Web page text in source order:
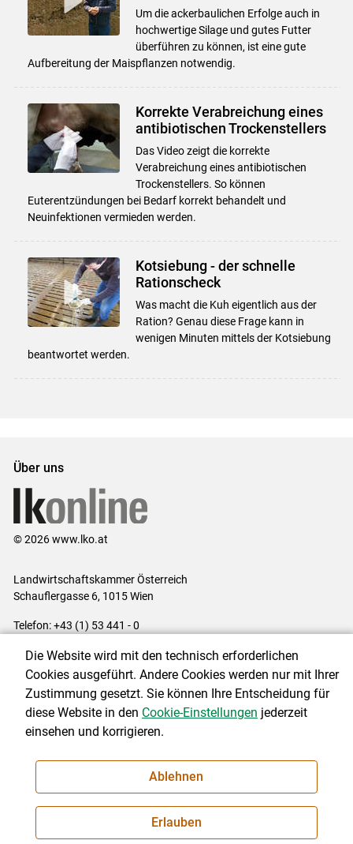
Um die ackerbaulichen Erfolge auch in
hochwertige Silage und gutes Futter
überführen zu können, ist eine gute
Aufbereitung der Maispflanzen notwendig.
Korrekte Verabreichung eines
antibiotischen Trockenstellers
Das Video zeigt die korrekte
Verabreichung eines antibiotischen
Trockenstellers. So können
Euterentzündungen bei Bedarf korrekt behandelt und
Neuinfektionen vermieden werden.
Kotsiebung - der schnelle
Rationscheck
Was macht die Kuh eigentlich aus der
Ration? Genau diese Frage kann in
wenigen Minuten mittels der Kotsiebung
beantwortet werden.
Über uns
© 2026 www.lko.at
Landwirtschaftskammer Österreich
Schauflergasse 6, 1015 Wien
Telefon:+43 (1) 53 441 - 0
Impressum|Kontakt|Login für Berater|Datenschutzerklärung|
Barrierefreiheit
Cookie-Einstellungen
NEWSLETTER
Die Website wird mit den technisch erforderlichen
Cookies ausgeführt. Andere Cookies werden nur mit Ihrer
Zustimmung gesetzt. Sie können Ihre Entscheidung für
diese Website in den Cookie-Einstellungen jederzeit
einsehen und korrigieren.
Ablehnen
Erlauben